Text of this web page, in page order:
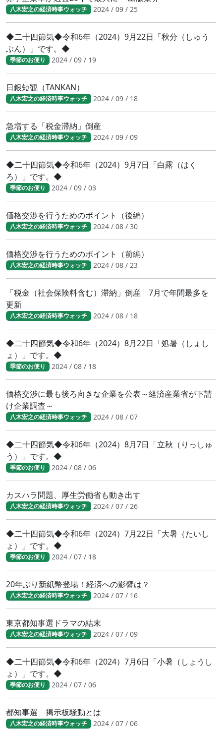
八木宏之の経済時事ウォッチ 2024 / 09 / 25
◆二十四節気◆令和6年（2024）9月22日「秋分（しゅう
ぶん）」です。◆
季節のお便り 2024 / 09 / 19
日銀短観（TANKAN）
八木宏之の経済時事ウォッチ 2024 / 09 / 18
急増する「税金滞納」倒産
八木宏之の経済時事ウォッチ 2024 / 09 / 09
◆二十四節気◆令和6年（2024）9月7日「白露（はく
ろ）」です。◆
季節のお便り 2024 / 09 / 03
価格交渉を行うためのポイント（後編）
八木宏之の経済時事ウォッチ 2024 / 08 / 30
価格交渉を行うためのポイント（前編）
八木宏之の経済時事ウォッチ 2024 / 08 / 23
「税金（社会保険料含む）滞納」倒産 7月で年間最多を
更新
八木宏之の経済時事ウォッチ 2024 / 08 / 18
◆二十四節気◆令和6年（2024）8月22日「処暑（しょし
ょ）」です。◆
季節のお便り 2024 / 08 / 18
価格交渉に最も後ろ向きな企業を公表～経済産業省が下請
け企業調査～
八木宏之の経済時事ウォッチ 2024 / 08 / 07
◆二十四節気◆令和6年（2024）8月7日「立秋（りっしゅ
う）」です。◆
季節のお便り 2024 / 08 / 06
カスハラ問題、厚生労働省も動き出す
八木宏之の経済時事ウォッチ 2024 / 07 / 26
◆二十四節気◆令和6年（2024）7月22日「大暑（たいし
ょ）」です。◆
季節のお便り 2024 / 07 / 18
20年ぶり新紙幣登場！経済への影響は？
八木宏之の経済時事ウォッチ 2024 / 07 / 16
東京都知事選ドラマの結末
八木宏之の経済時事ウォッチ 2024 / 07 / 09
◆二十四節気◆令和6年（2024）7月6日「小暑（しょうし
ょ）」です。◆
季節のお便り 2024 / 07 / 06
都知事選 掲示板騒動とは
八木宏之の経済時事ウォッチ 2024 / 07 / 06